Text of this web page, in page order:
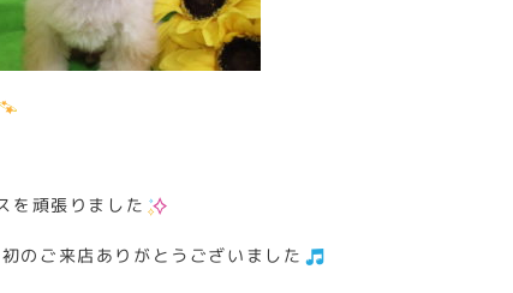
を頑張りました
初のご来店ありがとうございました